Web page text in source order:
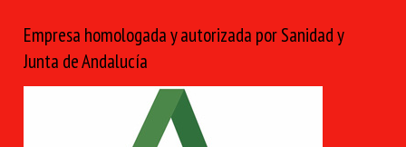
Empresa homologada y autorizada por Sanidad y
Junta de Andalucía